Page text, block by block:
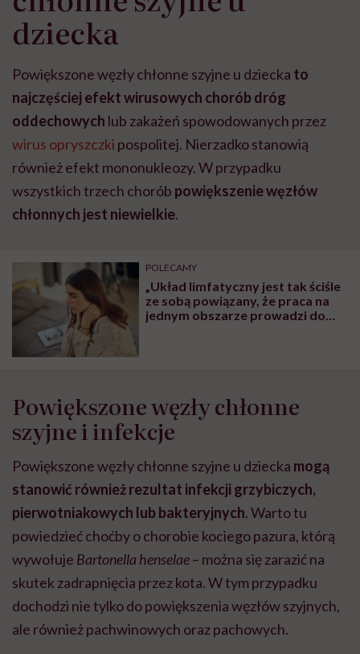
dziecka
Powiększone węzły chłonne szyjne u dziecka to
najczęściej efekt wirusowych chorób dróg
oddechowych lub zakażeń spowodowanych przez
wirus opryszczki pospolitej. Nierzadko stanowią
również efekt mononukleozy. W przypadku
wszystkich trzech chorób powiększenie węzłów
chłonnych jest niewielkie.
POLECAMY
„Układ limfatyczny jest tak ściśle
ze sobą powiązany, że praca na
jednym obszarze prowadzi do
Powiększone węzły chłonne
szyjne i infekcje
Powiększone węzły chłonne szyjne u dziecka mogą
stanowić również rezultat infekcji grzybiczych,
pierwotniakowych lub bakteryjnych. Warto tu
powiedzieć choćby o chorobie kociego pazura, którą
wywołuje Bartonella henselae– można się zarazić na
skutek zadrapnięcia przez kota. W tym przypadku
dochodzi nie tylko do powiększenia węzłów szyjnych,
ale również pachwinowych oraz pachowych.